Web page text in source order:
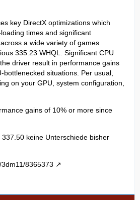
key DirectX optimizations which
times and significant
a wide variety of games
335.23 WHQL. Significant CPU
driver result in performance gains
bottlenecked situations. Per usual,
on your GPU, system configuration,
gains of 10% or more since
keine Unterschiede bisher
8365373